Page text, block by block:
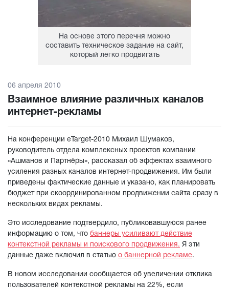
На основе этого перечня можно
составить техническое задание на сайт,
который легко продвигать
06 апреля 2010
Взаимное влияние различных каналов
интернет-рекламы
На конференции eTarget-2010 Михаил Шумаков,
руководитель отдела комплексных проектов компании
«Ашманов и Партнёры», рассказал об эффектах взаимного
усиления разных каналов интернет-продвижения. Им были
приведены фактические данные и указано, как планировать
бюджет при скоординированном продвижении сайта сразу в
нескольких видах рекламы.
Это исследование подтвердило, публиковавшуюся ранее
информацию о том, что баннеры усиливают действие
контекстной рекламы и поискового продвижения. Я эти
данные даже включил в статью о баннерной рекламе.
В новом исследовании сообщается об увеличении отклика
пользователей контекстной рекламы на 22%, если